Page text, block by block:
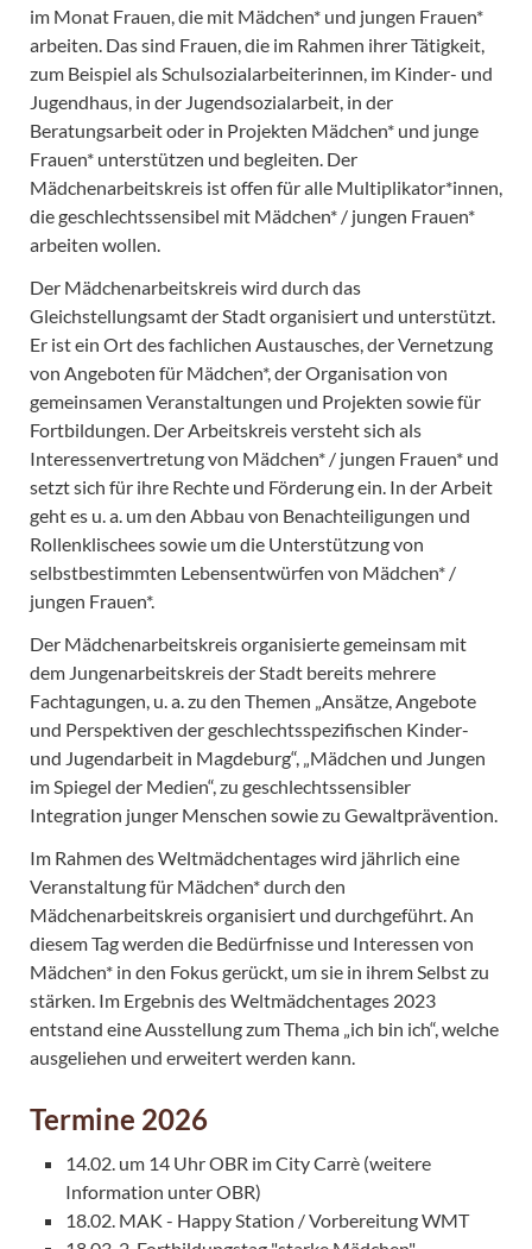
im Monat Frauen, die mit Mädchen* und jungen Frauen*
arbeiten. Das sind Frauen, die im Rahmen ihrer Tätigkeit,
zum Beispiel als Schulsozialarbeiterinnen, im Kinder- und
Jugendhaus, in der Jugendsozialarbeit, in der
Beratungsarbeit oder in Projekten Mädchen* und junge
Frauen* unterstützen und begleiten. Der
Mädchenarbeitskreis ist offen für alle Multiplikator*innen,
die geschlechtssensibel mit Mädchen* / jungen Frauen*
arbeiten wollen.
Der Mädchenarbeitskreis wird durch das
Gleichstellungsamt der Stadt organisiert und unterstützt.
Er ist ein Ort des fachlichen Austausches, der Vernetzung
von Angeboten für Mädchen*, der Organisation von
gemeinsamen Veranstaltungen und Projekten sowie für
Fortbildungen. Der Arbeitskreis versteht sich als
Interessenvertretung von Mädchen* / jungen Frauen* und
setzt sich für ihre Rechte und Förderung ein. In der Arbeit
geht es u. a. um den Abbau von Benachteiligungen und
Rollenklischees sowie um die Unterstützung von
selbstbestimmten Lebensentwürfen von Mädchen* /
jungen Frauen*.
Der Mädchenarbeitskreis organisierte gemeinsam mit
dem Jungenarbeitskreis der Stadt bereits mehrere
Fachtagungen, u. a. zu den Themen „Ansätze, Angebote
und Perspektiven der geschlechtsspezifischen Kinder-
und Jugendarbeit in Magdeburg“, „Mädchen und Jungen
im Spiegel der Medien“, zu geschlechtssensibler
Integration junger Menschen sowie zu Gewaltprävention.
Im Rahmen des Weltmädchentages wird jährlich eine
Veranstaltung für Mädchen* durch den
Mädchenarbeitskreis organisiert und durchgeführt. An
diesem Tag werden die Bedürfnisse und Interessen von
Mädchen* in den Fokus gerückt, um sie in ihrem Selbst zu
stärken. Im Ergebnis des Weltmädchentages 2023
entstand eine Ausstellung zum Thema „ich bin ich“, welche
ausgeliehen und erweitert werden kann.
Termine 2026
14.02. um 14 Uhr OBR im City Carrè (weitere
Information unter OBR)
18.02. MAK - Happy Station / Vorbereitung WMT